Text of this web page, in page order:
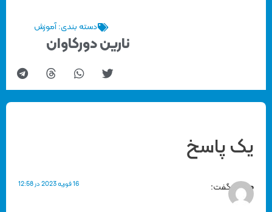
دسته بندی:آموزش
نارین دورکاوان
یک پاسخ
محمدگفت: